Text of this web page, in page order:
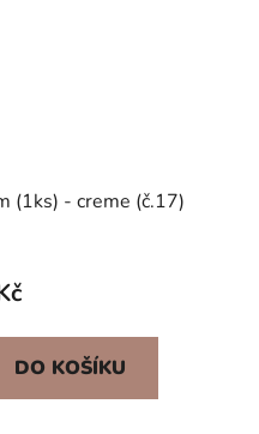
(1ks) - creme (č.17)
DO KOŠÍKU